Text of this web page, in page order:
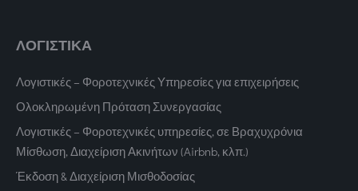
ΛΟΓΙΣΤΙΚΑ
Λογιστικές – Φοροτεχνικές Υπηρεσίες για επιχειρήσεις
Ολοκληρωμένη Πρόταση Συνεργασίας
Λογιστικές – Φοροτεχνικές υπηρεσίες, σε Βραχυχρόνια
Μίσθωση, Διαχείριση Ακινήτων (Airbnb, κλπ.)
Έκδοση & Διαχείριση Μισθοδοσίας